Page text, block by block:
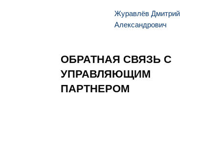
ОБРАТНАЯ СВЯЗЬ С
УПРАВЛЯЮЩИМ
ПАРТНЕРОМ
Журавлёв Дмитрий
Александрович